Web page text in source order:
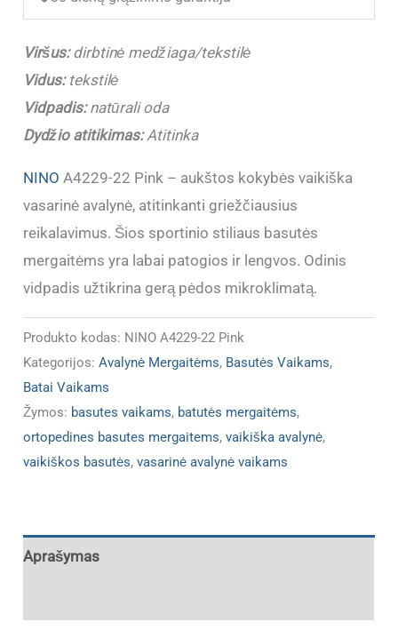
(31-
36)
Viršus:dirbtinė medžiaga/tekstilė
Vidus:tekstilė
Vidpadis:natūrali oda
Dydžio atitikimas:Atitinka
NINO A4229-22 Pink – aukštos kokybės vaikiška
vasarinė avalynė, atitinkanti griežčiausius
reikalavimus. Šios sportinio stiliaus basutės
mergaitėms yra labai patogios ir lengvos. Odinis
vidpadis užtikrina gerą pėdos mikroklimatą.
Produkto kodas: NINO A4229-22 Pink
Kategorijos:Avalynė Mergaitėms, Basutės Vaikams,
Batai Vaikams
Žymos: basutes vaikams, batutės mergaitėms,
ortopedines basutes mergaitems,vaikiška avalynė,
vaikiškos basutės,vasarinė avalynė vaikams
Aprašymas